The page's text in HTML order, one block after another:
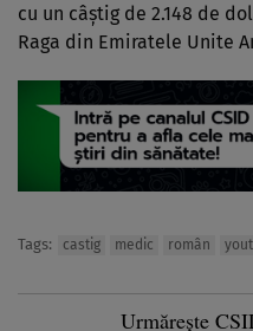
cu un câştig de 2.148 de
Raga din Emiratele Unite
Tags: castig medic român
Urmărește